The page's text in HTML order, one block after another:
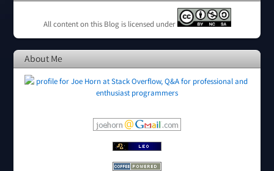
All content on this Blog is licensed under
About Me